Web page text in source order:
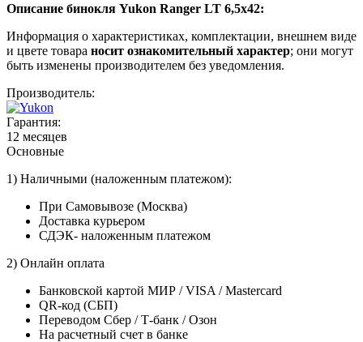
Описание бинокля Yukon Ranger LT 6,5x42:
Информация о характеристиках, комплектации, внешнем виде
и цвете товара носит ознакомительный характер; они могут
быть изменены производителем без уведомления.
Производитель:
Гарантия:
12 месяцев
Основные
1) Наличными (наложенным платежом):
При Самовывозе (Москва)
Доставка курьером
СДЭК- наложенным платежом
2) Онлайн оплата
Банковской картой МИР / VISA / Mastercard
QR-код (СБП)
Переводом Сбер / Т-банк / Озон
На расчетный счет в банке